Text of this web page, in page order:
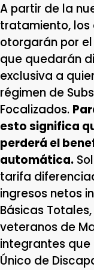
A partir de la
tratamiento, los
otorgarán por
que quedarán
exclusiva a
régimen de
Focalizados.
esto significa
perderá el
automática.
tarifa
ingresos netos
Básicas
veteranos de
integrantes
Único de